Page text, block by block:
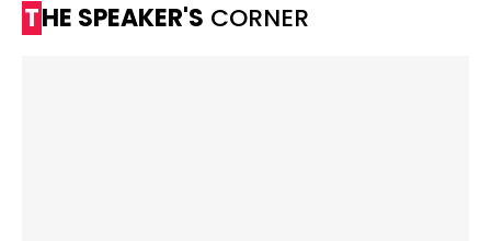
THE SPEAKER'S CORNER